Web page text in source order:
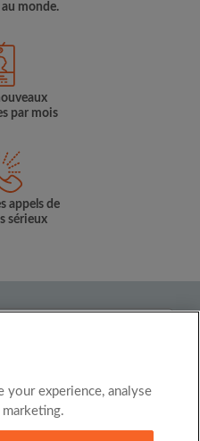
monde.
par mois
appels de
sérieux
Market Place, Stockport,
SK1 1EU
your experience, analyse